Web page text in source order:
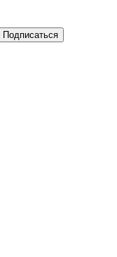
Подписаться